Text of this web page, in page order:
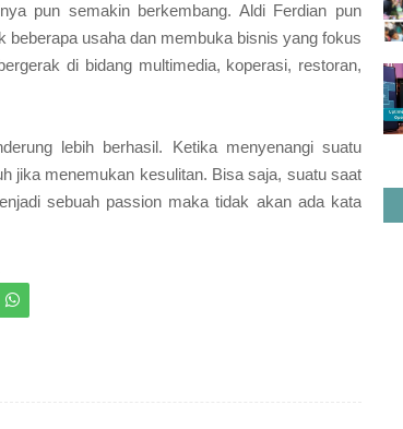
pun semakin berkembang. Aldi Ferdian pun
beberapa usaha dan membuka bisnis yang fokus
di bidang multimedia, koperasi, restoran,
lebih berhasil. Ketika menyenangi suatu
jika menemukan kesulitan. Bisa saja, suatu saat
sebuah passion maka tidak akan ada kata